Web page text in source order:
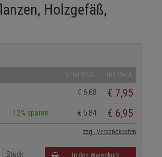
Holzgefäß,
ohne MwSt. mit MwSt.
€ 6,68 € 7,95
12% sparen € 5,84 € 6,95
zzgl. Versandkosten
Stück In den Warenkorb